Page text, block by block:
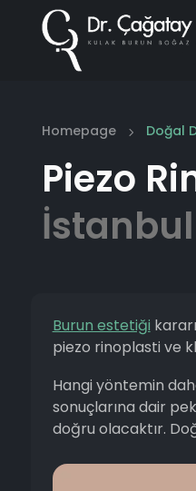
Homepage Doğal
Piezo
İstanbul
Burun estetiği
piezo rinoplasti ve
Hangi yöntemin
sonuçlarına dair
doğru olacaktır.